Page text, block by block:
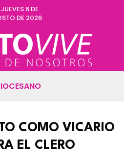
JUEVES 6 DE
DE 2026
COMO VICARIO
EL CLERO